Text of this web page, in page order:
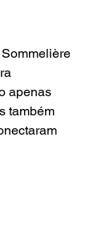
apenas
também